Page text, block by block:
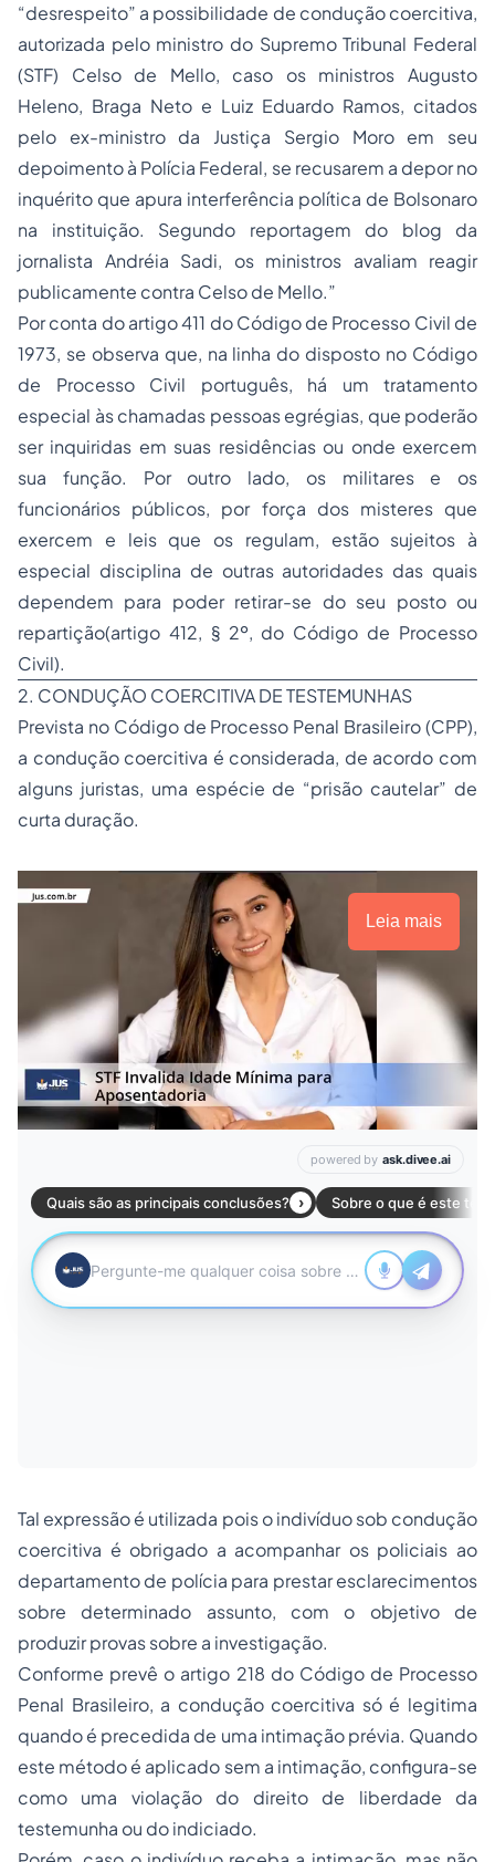
“desrespeito” a possibilidade de condução coercitiva,
autorizada pelo ministro do Supremo Tribunal Federal
(STF) Celso de Mello, caso os ministros Augusto
Heleno, Braga Neto e Luiz Eduardo Ramos, citados
pelo ex-ministro da Justiça Sergio Moro em seu
depoimento à Polícia Federal, se recusarem a depor no
inquérito que apura interferência política de Bolsonaro
na instituição. Segundo reportagem do blog da
jornalista Andréia Sadi, os ministros avaliam reagir
publicamente contra Celso de Mello.”
Por conta do artigo 411 do Código de Processo Civil de
1973, se observa que, na linha do disposto no Código
de Processo Civil português, há um tratamento
especial às chamadas pessoas egrégias, que poderão
ser inquiridas em suas residências ou onde exercem
sua função. Por outro lado, os militares e os
funcionários públicos, por força dos misteres que
exercem e leis que os regulam, estão sujeitos à
especial disciplina de outras autoridades das quais
dependem para poder retirar-se do seu posto ou
repartição(artigo 412, § 2º, do Código de Processo
Civil).
2. CONDUÇÃO COERCITIVA DE TESTEMUNHAS
Prevista no Código de Processo Penal Brasileiro (CPP),
a condução coercitiva é considerada, de acordo com
alguns juristas, uma espécie de “prisão cautelar” de
curta duração.
Leia mais
Tal expressão é utilizada pois o indivíduo sob condução
coercitiva é obrigado a acompanhar os policiais ao
departamento de polícia para prestar esclarecimentos
sobre determinado assunto, com o objetivo de
produzir provas sobre a investigação.
Conforme prevê o artigo 218 do Código de Processo
Penal Brasileiro, a condução coercitiva só é legitima
quando é precedida de uma intimação prévia. Quando
este método é aplicado sem a intimação, configura-se
como uma violação do direito de liberdade da
testemunha ou do indiciado.